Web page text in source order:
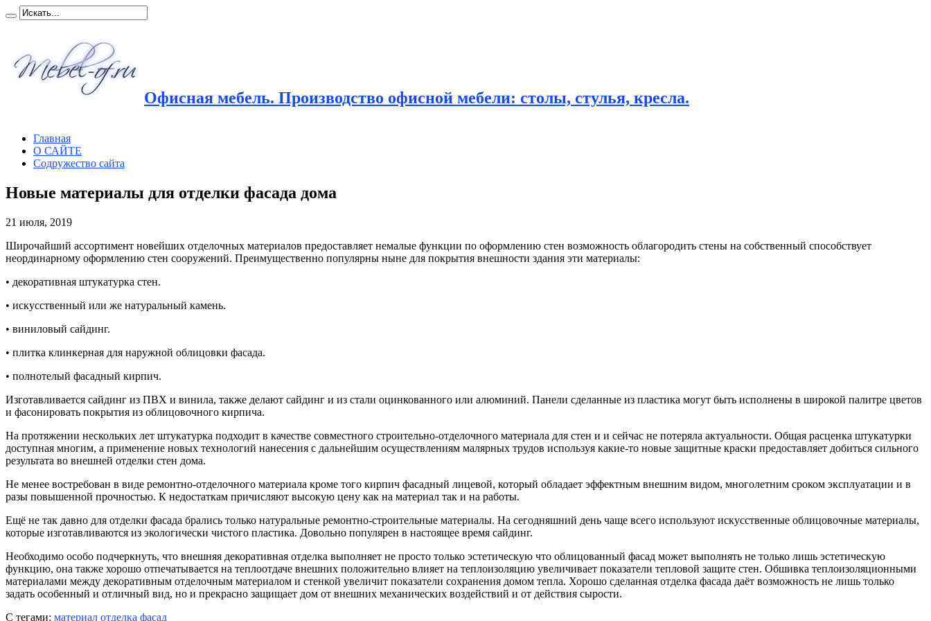
Офисная мебель. Производство офисной мебели: столы, стулья, кресла.
Главная
О САЙТЕ
Содружество сайта
Новые материалы для отделки фасада дома
21 июля, 2019
Широчайший ассортимент новейших отделочных материалов предоставляет немалые функции по оформлению стен возможность облагородить стены на собственный способствует
неординарному оформлению стен сооружений. Преимущественно популярны ныне для покрытия внешности здания эти материалы:
• декоративная штукатурка стен.
• искусственный или же натуральный камень.
• виниловый сайдинг.
• плитка клинкерная для наружной облицовки фасада.
• полнотелый фасадный кирпич.
Изготавливается сайдинг из ПВХ и винила, также делают сайдинг и из стали оцинкованного или алюминий. Панели сделанные из пластика могут быть исполнены в широкой палитре цветов
и фасонировать покрытия из облицовочного кирпича.
На протяжении нескольких лет штукатурка подходит в качестве совместного строительно-отделочного материала для стен и и сейчас не потеряла актуальности. Общая расценка штукатурки
доступная многим, а применение новых технологий нанесения с дальнейшим осуществлениям малярных трудов используя какие-то новые защитные краски предоставляет добиться сильного
результата во внешней отделки стен дома.
Не менее востребован в виде ремонтно-отделочного материала кроме того кирпич фасадный лицевой, который обладает эффектным внешним видом, многолетним сроком эксплуатации и в
разы повышенной прочностью. К недостаткам причисляют высокую цену как на материал так и на работы.
Ещё не так давно для отделки фасада брались только натуральные ремонтно-строительные материалы. На сегодняшний день чаще всего используют искусственные облицовочные материалы,
которые изготавливаются из экологически чистого пластика. Довольно популярен в настоящее время сайдинг.
Необходимо особо подчеркнуть, что внешняя декоративная отделка выполняет не просто только эстетическую что облицованный фасад может выполнять не только лишь эстетическую
функцию, она также хорошо отпечатывается на теплоотдаче внешних положительно влияет на теплоизоляцию увеличивает показатели тепловой защите стен. Обшивка теплоизоляционными
материалами между декоративным отделочным материалом и стенкой увеличит показатели сохранения домом тепла. Хорошо сделанная отделка фасада даёт возможность не лишь только
задать особенный и отличный вид, но и прекрасно защищает дом от внешних механических воздействий и от действия сырости.
С тегами: материал отделка фасад